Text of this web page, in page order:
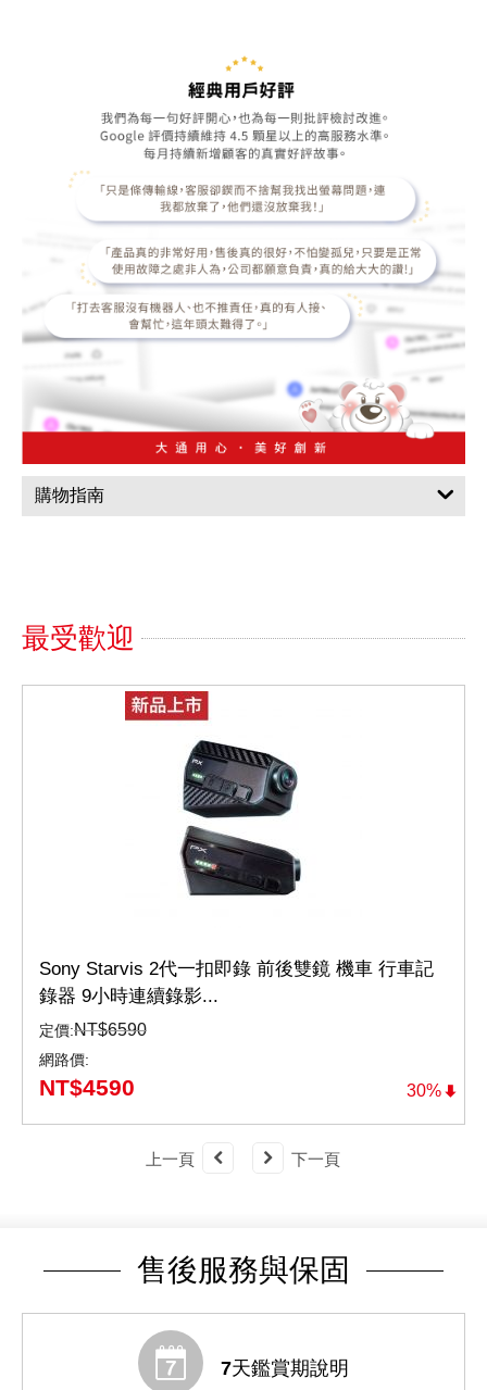
購物指南
最受歡迎
30%
Sony Starvis 2代一扣即錄 前後雙鏡 機車 行車記
錄器 9小時連續錄影...
定價:NT$6590
網路價:
NT$4590
上一頁 下一頁
售後服務與保固
7天鑑賞期說明